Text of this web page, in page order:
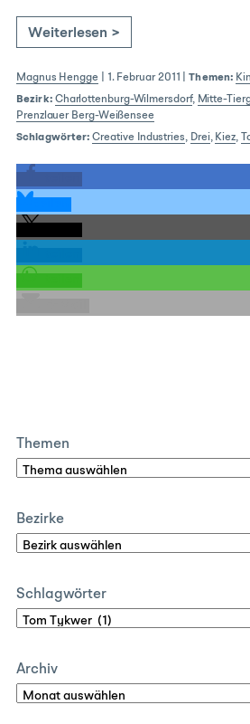
Weiterlesen >
Magnus Hengge| 1. Februar 2011 |Themen:
Bezirk: Charlottenburg-Wilmersdorf, Mitte-
Prenzlauer Berg-Weißensee
Schlagwörter: Creative Industries, Drei, Kiez,
Themen
Bezirke
Schlagwörter
Archiv